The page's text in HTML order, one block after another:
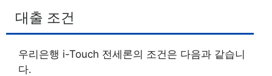
대출 조건
우리은행 i-Touch 전세론의 조건은 다음과 같습니
다.